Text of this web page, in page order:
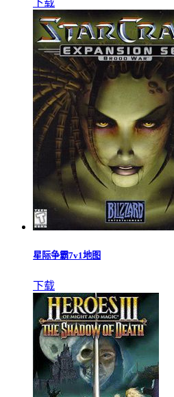
星际争霸7v1地图
下载